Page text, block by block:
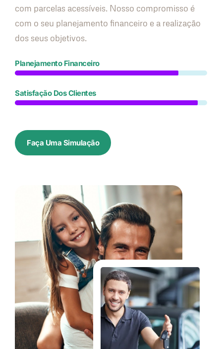
com parcelas acessíveis. Nosso compromisso é
com o seu planejamento financeiro e a realização
dos seus objetivos.
Planejamento Financeiro
Satisfação Dos Clientes
Faça Uma Simulação